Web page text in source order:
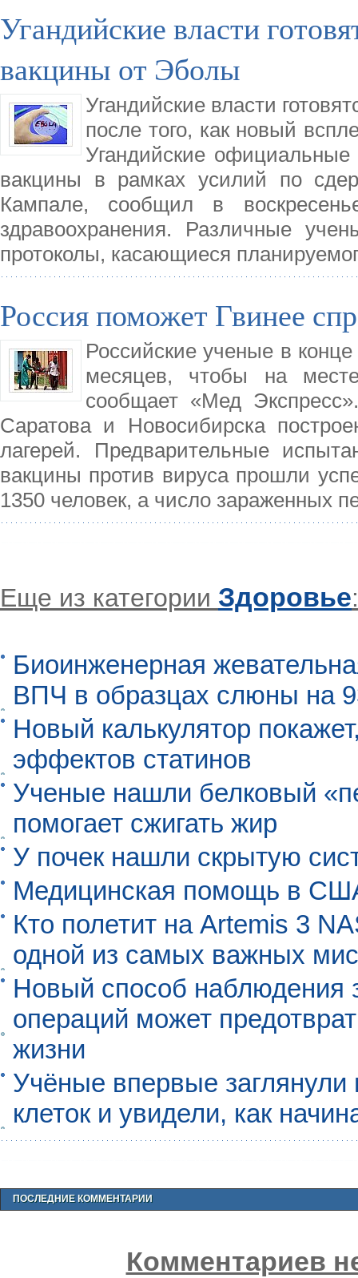
Угандийские власти
вакцины от Эболы
Угандийские власти
после того, как новый
Угандийские официальные
вакцины в рамках усилий по
Кампале, сообщил в
здравоохранения. Различные
протоколы, касающиеся
Россия поможет Гвинее
Российские ученые в
месяцев, чтобы на
сообщает «Мед
Саратова и Новосибирска
лагерей. Предварительные
вакцины против вируса прошли
1350 человек, а число зараженных
Еще из категории Здоровье:
Биоинженерная
ВПЧ в образцах слюны на
Новый калькулятор
эффектов статинов
Ученые нашли белковый
помогает сжигать жир
У почек нашли скрытую
Медицинская помощь в
Кто полетит на Artemis 3
одной из самых важных
Новый способ наблюдения
операций может
жизни
Учёные впервые
клеток и увидели, как
ПОСЛЕДНИЕ КОММЕНТАРИИ
Комментариев